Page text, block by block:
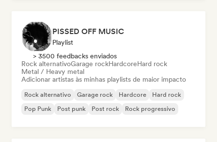
PISSED OFF MUSIC
Playlist
> 3500 feedbacks enviados
Rock alternativoGarage rockHardcoreHard rock
Metal / Heavy metal
Adicionar artistas às minhas playlists de maior impacto
Rock alternativo Garage rock Hardcore
Hard rock
Pop Punk
Post punk Post rock Rock progressivo